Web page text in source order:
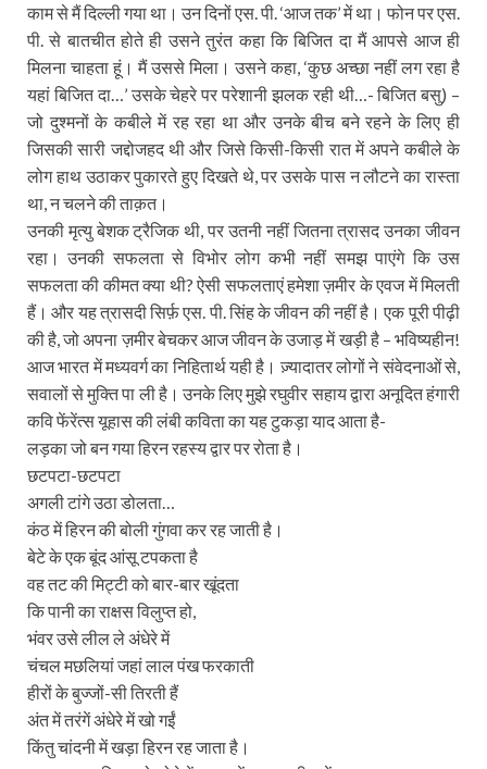
काम से मैं दिल्ली गया था। उन दिनों एस. पी. ‘आज तक’ में था। फोन पर एस.
पी. से बातचीत होते ही उसने तुरंत कहा कि बिजित दा मैं आपसे आज ही
मिलना चाहता हूं। मैं उससे मिला। उसने कहा, ‘कुछ अच्छा नहीं लग रहा है
यहां बिजित दा…’ उसके चेहरे पर परेशानी झलक रही थी…- बिजित बसु) –
जो दुश्मनों के कबीले में रह रहा था और उनके बीच बने रहने के लिए ही
जिसकी सारी जद्दोजहद थी और जिसे किसी-किसी रात में अपने कबीले के
लोग हाथ उठाकर पुकारते हुए दिखते थे, पर उसके पास न लौटने का रास्ता
था, न चलने की ताक़त।
उनकी मृत्यु बेशक ट्रैजिक थी, पर उतनी नहीं जितना त्रासद उनका जीवन
रहा। उनकी सफलता से विभोर लोग कभी नहीं समझ पाएंगे कि उस
सफलता की कीमत क्या थी? ऐसी सफलताएं हमेशा ज़मीर के एवज में मिलती
हैं। और यह त्रासदी सिर्फ़ एस. पी. सिंह के जीवन की नहीं है। एक पूरी पीढ़ी
की है, जो अपना ज़मीर बेचकर आज जीवन के उजाड़ में खड़ी है – भविष्यहीन!
आज भारत में मध्यवर्ग का निहितार्थ यही है। ज़्यादातर लोगों ने संवेदनाओं से,
सवालों से मुक्ति पा ली है। उनके लिए मुझे रघुवीर सहाय द्वारा अनूदित हंगारी
कवि फेंरेंत्स यूहास की लंबी कविता का यह टुकड़ा याद आता है-
लड़का जो बन गया हिरन रहस्य द्वार पर रोता है।
छटपटा-छटपटा
अगली टांगे उठा डोलता…
कंठ में हिरन की बोली गुंगवा कर रह जाती है।
बेटे के एक बूंद आंसू टपकता है
वह तट की मिट्टी को बार-बार खूंदता
कि पानी का राक्षस विलुप्त हो,
भंवर उसे लील ले अंधेरे में
चंचल मछलियां जहां लाल पंख फरकाती
हीरों के बुज्जों-सी तिरती हैं
अंत में तरंगें अंधेरे में खो गईं
किंतु चांदनी में खड़ा हिरन रह जाता है।